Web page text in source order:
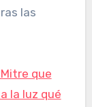
las
que
la luz qué